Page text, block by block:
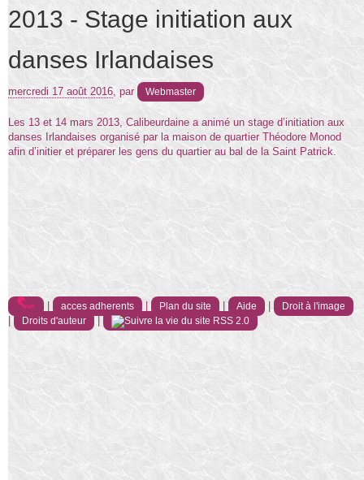
2013 - Stage initiation aux
danses Irlandaises
mercredi 17 août 2016, par Webmaster
Les 13 et 14 mars 2013, Calibeurdaine a animé un stage d’initiation aux
danses Irlandaises organisé par la maison de quartier Théodore Monod
afin d’initier et préparer les gens du quartier au bal de la Saint Patrick.
acces adherents Plan du site Aide Droit à l'image
Droits d'auteur RSS 2.0